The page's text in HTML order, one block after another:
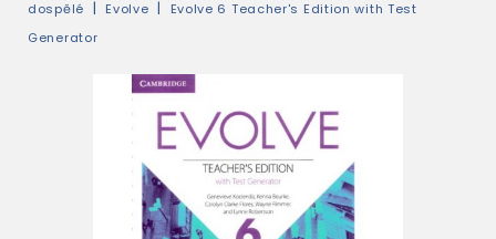
dospělé
Evolve
Evolve 6 Teacher's Edition with Test
Generator